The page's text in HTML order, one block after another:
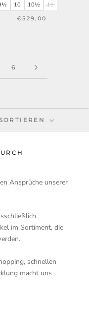
10 10½ 11
€529,00
6
Ansprüche unserer
im Sortiment, die
schnellen
macht uns